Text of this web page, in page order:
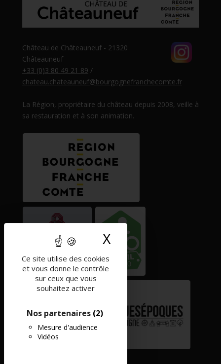
Ce site utilise des cookies
et vous donne le contrôle
sur ceux que vous
souhaitez activer
Nos partenaires (2)
Mesure d'audience
Vidéos
X Masquer le
Château de Châteauneuf - 21320
Châteauneuf
+33 (0)3 80 49 21 89 /
chateau.chateauneuf@bourgognefranchecomte.fr
La Région, propriétaire du château depuis 2008, veille à
sa restauration et à son animation.